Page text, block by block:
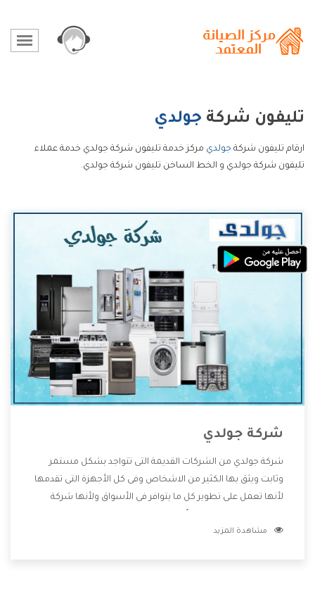
تليفون شركة جولدي
ارقام تليفون شركة جولدي مركز خدمة تليفون شركة جولدي خدمة عملاء
تليفون شركة جولدي و الخط الساخن تليفون شركة جولدي.
شركة جولدي
شركة جولدي من الشركات القديمة التى تتواجد بشكل مستمر
وثابت ويثق بها الكثير من الاشخاص وفى كل الأجهزة التى تقدمها
لأنها تعمل على تطوير كل ما يتوافر فى الأسواق ولأنها شركة
وتقدم للعملاء أقوى العروض والخصومات التى تسهل على
مشاهدة المزيد